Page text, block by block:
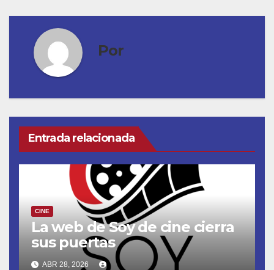
Por
Entrada relacionada
CINE
La web de Soy de cine cierra
sus puertas
ABR 28, 2026